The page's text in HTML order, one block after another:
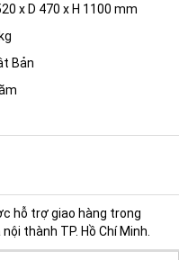
x D 470 x H 1100 mm
Bản
hỗ trợ giao hàng trong
thành TP. Hồ Chí Minh.